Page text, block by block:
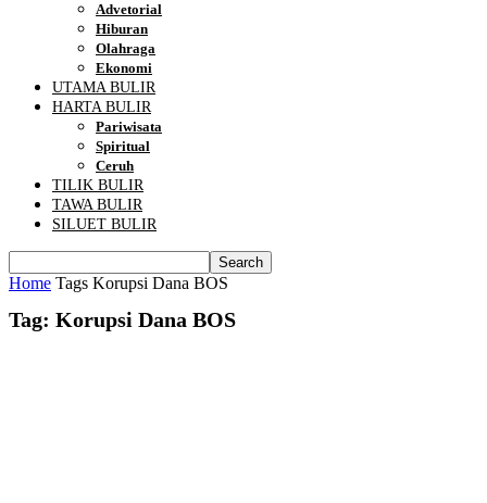
Advetorial
Hiburan
Olahraga
Ekonomi
UTAMA BULIR
HARTA BULIR
Pariwisata
Spiritual
Ceruh
TILIK BULIR
TAWA BULIR
SILUET BULIR
Home Tags Korupsi Dana BOS
Tag: Korupsi Dana BOS